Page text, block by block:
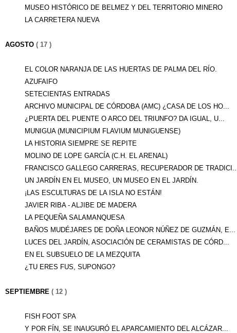
MUSEO HISTÓRICO DE BELMEZ Y DEL TERRITORIO MINERO
LA CARRETERA NUEVA
AGOSTO ( 17 )
EL COLOR NARANJA DE LAS HUERTAS DE PALMA DEL RÍO.
AZUFAIFO
SETECIENTAS ENTRADAS
ARCHIVO MUNICIPAL DE CÓRDOBA (AMC) ¿CASA DE LOS HO...
¿PUERTA DEL PUENTE O ARCO DEL TRIUNFO? DA IGUAL, U...
MUNIGUA (MUNICIPIUM FLAVIUM MUNIGUENSE)
LA HISTORIA SIEMPRE SE REPITE
MOLINO DE LOPE GARCÍA (C.H. EL ARENAL)
FRANCISCO GALLEGO CARRERAS, RECUPERADOR DE TRADICI...
UN JARDÍN EN EL MUSEO, UN MUSEO EN EL JARDÍN.
¡LAS ESCULTURAS DE LA ISLA NO ESTÁN!
JAVIER RIBA - ALJIBE DE MADERA
LA PEQUEÑA SALAMANQUESA
BAÑOS MUDÉJARES DE DOÑA LEONOR NÚÑEZ DE GUZMÁN, E...
LUCES DEL JARDÍN, ASOCIACIÓN DE CERAMISTAS DE CÓRD...
EN EL SUBSUELO DE LA MEZQUITA
¿TU ERES FUS, SUPONGO?
SEPTIEMBRE ( 12 )
FISH FOOT SPA
Y POR FÍN, SE INAUGURÓ EL APARCAMIENTO DEL ALCÁZAR...